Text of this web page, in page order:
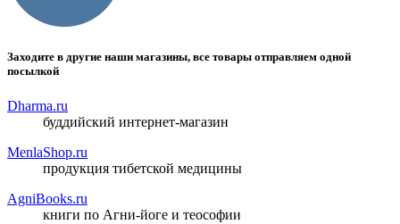
Заходите в другие наши магазины, все товары отправляем одной
посылкой
Dharma.ru
буддийский интернет-магазин
MenlaShop.ru
продукция тибетской медицины
AgniBooks.ru
книги по Агни-йоге и теософии